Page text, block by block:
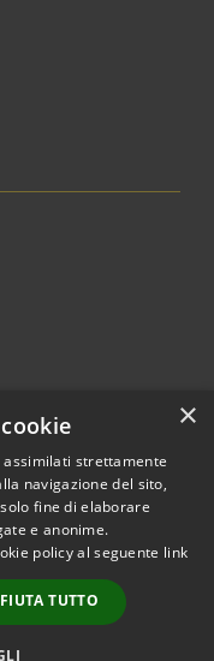
© 2026 • Comune di
Spoleto • Powered by
•
Accesso
redazione
×
assimilati strettamente
navigazione del sito,
fine di elaborare
e anonime.
policy al seguente link
TUTTO